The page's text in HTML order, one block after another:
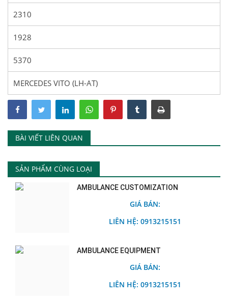
MERCEDES VITO (LH-AT)
5370
1928
2310
BÀI VIẾT LIÊN QUAN
SẢN PHẨM CÙNG LOẠI
AMBULANCE CUSTOMIZATION
GIÁ BÁN:
LIÊN HỆ: 0913215151
AMBULANCE EQUIPMENT
GIÁ BÁN:
LIÊN HỆ: 0913215151